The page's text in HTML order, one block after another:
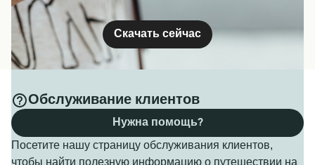
Скачать сейчас
Обслуживание клиентов
Посетите нашу страницу обслуживания клиентов,
чтобы найти полезную информацию о путешествии на
Нужна помощь?